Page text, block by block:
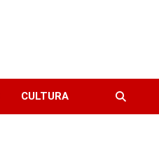
CULTURA